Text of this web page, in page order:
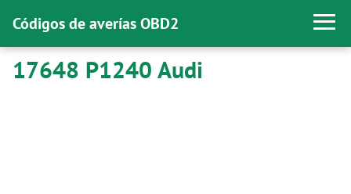
Códigos de averías OBD2
17648 P1240 Audi